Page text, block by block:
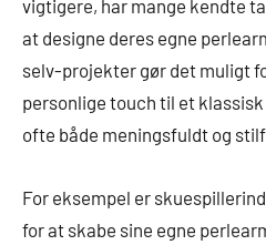
vigtigere, har mange kendte
at designe deres egne
selv-projekter gør det muligt
personlige touch til et
ofte både meningsfuldt og
For eksempel er
for at skabe sine egne